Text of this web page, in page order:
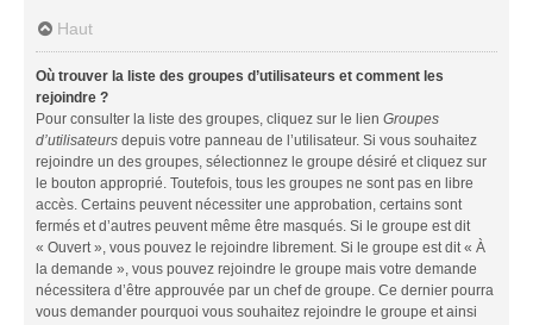
Haut
Où trouver la liste des groupes d’utilisateurs et comment les
rejoindre ?
Pour consulter la liste des groupes, cliquez sur le lien Groupes
d’utilisateurs depuis votre panneau de l’utilisateur. Si vous souhaitez
rejoindre un des groupes, sélectionnez le groupe désiré et cliquez sur
le bouton approprié. Toutefois, tous les groupes ne sont pas en libre
accès. Certains peuvent nécessiter une approbation, certains sont
fermés et d’autres peuvent même être masqués. Si le groupe est dit
« Ouvert », vous pouvez le rejoindre librement. Si le groupe est dit « À
la demande », vous pouvez rejoindre le groupe mais votre demande
nécessitera d’être approuvée par un chef de groupe. Ce dernier pourra
vous demander pourquoi vous souhaitez rejoindre le groupe et ainsi